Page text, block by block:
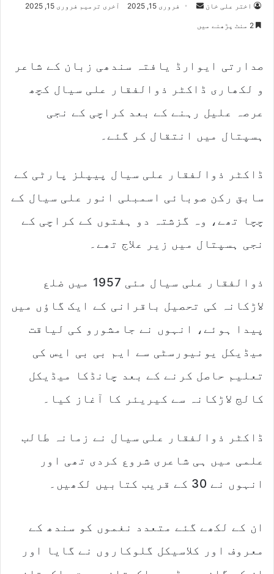
اختر علی خان
a
e
فروری 15, 2025 آخری ترمیم فروری 15, 2025
صدارتی ایوارڈ یافتہ سندھی زبان کے شاعر
و لکھاری ڈاکٹر ذوالفقار علی سیال کچھ
عرصہ علیل رہنے کے بعد کراچی کے نجی
ہسپتال میں انتقال کر گئے۔
ڈاکٹر ذوالفقار علی سیال پیپلز پارٹی کے
سابق رکن صوبائی اسمبلی انور علی سیال کے
چچا تھے، وہ گزشتہ دو ہفتوں کے کراچی کے
نجی ہسپتال میں زیر علاج تھے۔
ذوالفقار علی سیال مئی 1957 میں ضلع
لاڑکانہ کی تحصیل باقرانی کے ایک گاؤں میں
پیدا ہوئے، انہوں نے جامشورو کی لیاقت
میڈیکل یونیورسٹی سے ایم بی بی ایس کی
تعلیم حاصل کرنے کے بعد چانڈکا میڈیکل
کالج لاڑکانہ سے کیریئر کا آغاز کیا۔
ڈاکٹر ذوالفقار علی سیال نے زمانہ طالب
علمی میں ہی شاعری شروع کردی تھی اور
انہوں نے 30 کے قریب کتابیں لکھیں۔
ان کے لکھے گئے متعدد نغموں کو سندھ کے
معروف اور کلاسیکل گلوکاروں نے گایا اور